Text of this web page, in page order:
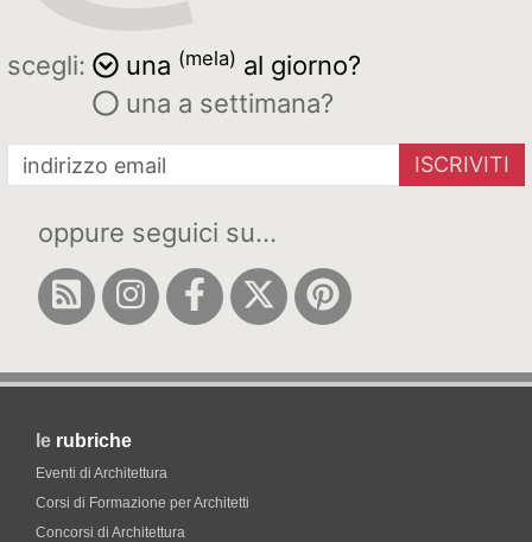
scegli: una (mela) al giorno?
una a settimana?
ISCRIVITI
oppure seguici su...
le rubriche
Eventi di Architettura
Corsi di Formazione per Architetti
Concorsi di Architettura